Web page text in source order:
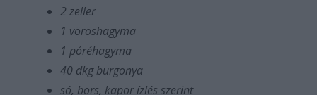
2 zeller
1 vöröshagyma
1 póréhagyma
40 dkg burgonya
só, bors, kaporízlés szerint